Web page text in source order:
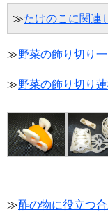
≫たけのこに関連
≫野菜の飾り切り
≫野菜の飾り切り
≫酢の物に役立つ